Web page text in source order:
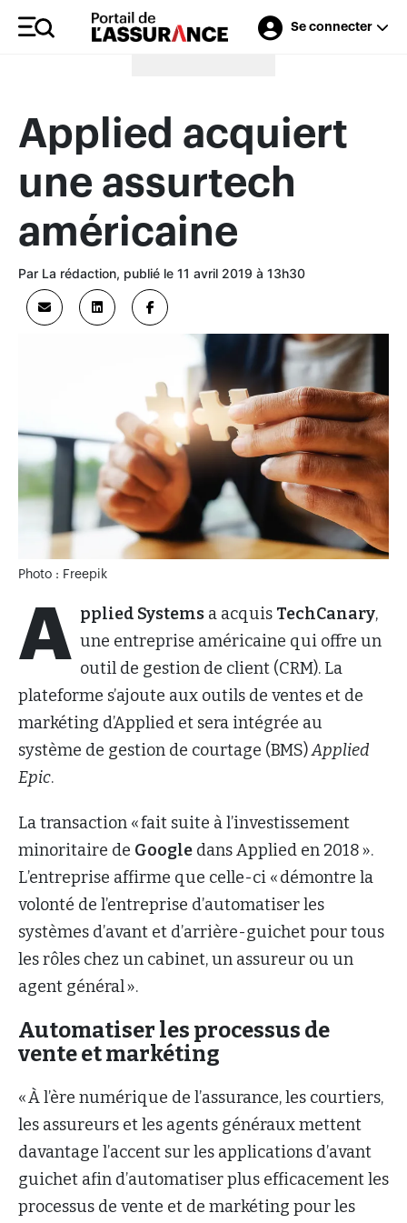
Se connecter
Merci à nos annonceurs
Applied acquiert
une assurtech
américaine
Par La rédaction, publié le 11 avril 2019 à 13h30
Photo : Freepik
A pplied Systems a acquis TechCanary,
une entreprise américaine qui offre un
outil de gestion de client (CRM). La
plateforme s’ajoute aux outils de ventes et de
markéting d’Applied et sera intégrée au
système de gestion de courtage (BMS)Applied
Epic.
La transaction « fait suite à l’investissement
minoritaire de Google dans Applied en 2018 ».
L’entreprise affirme que celle-ci « démontre la
volonté de l’entreprise d’automatiser les
systèmes d’avant et d’arrière-guichet pour tous
les rôles chez un cabinet, un assureur ou un
agent général ».
Automatiser les processus de
vente et markéting
« À l’ère numérique de l’assurance, les courtiers,
les assureurs et les agents généraux mettent
davantage l’accent sur les applications d’avant
guichet afin d’automatiser plus efficacement les
processus de vente et de markéting pour les